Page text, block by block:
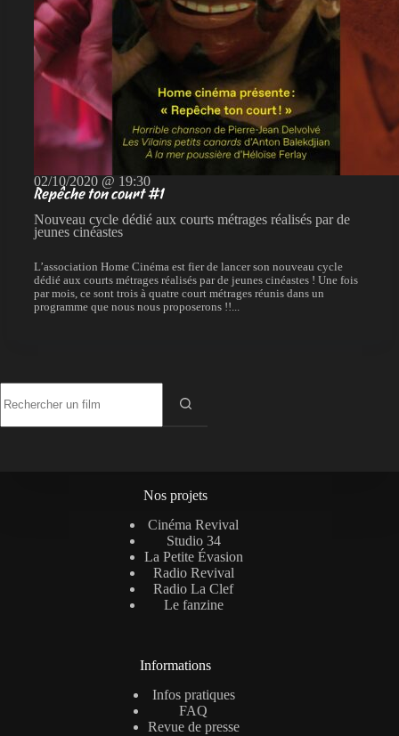
02/10/2020 @ 19:30
Repêche ton court #1
Nouveau cycle dédié aux courts métrages réalisés par de
jeunes cinéastes
L’association Home Cinéma est fier de lancer son nouveau cycle
dédié aux courts métrages réalisés par de jeunes cinéastes ! Une fois
par mois, ce sont trois à quatre court métrages réunis dans un
programme que nous nous proposerons !!...
résultat
Nos projets
Cinéma Revival
Studio 34
La Petite Évasion
Radio Revival
Radio La Clef
Le fanzine
Informations
Infos pratiques
FAQ
Revue de presse